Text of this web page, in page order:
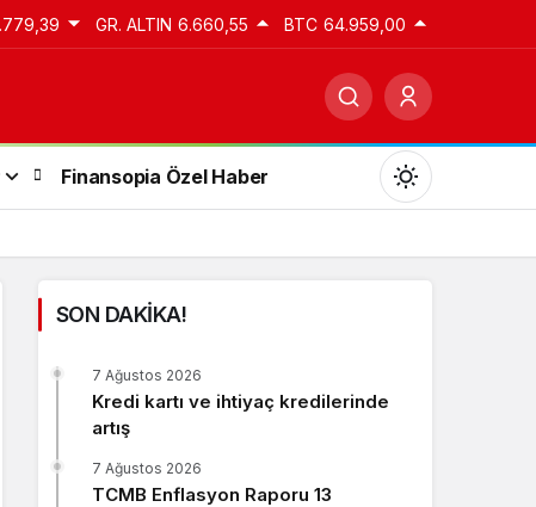
GR. ALTIN 6.660,55 BTC 64.959,00
Finansopia Özel Haber
Gündüz modunu seçin.
Gece Modu
Gece modunu seçin.
SON DAKİKA!
Kredi kartı ve ihtiyaç kredilerinde
artış
7 Ağustos 2026
TCMB Enflasyon Raporu 13
7 Ağustos 2026